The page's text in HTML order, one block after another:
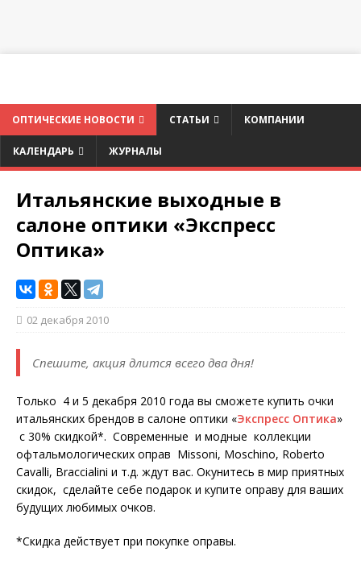
ОПТИЧЕСКИЕ НОВОСТИ СТАТЬИ КОМПАНИИ
КАЛЕНДАРЬ ЖУРНАЛЫ
Итальянские выходные в
салоне оптики «Экспресс
Оптика»
02 декабря 2010
Спешите, акция длится всего два дня!
Только 4 и 5 декабря 2010 года вы сможете купить очки
итальянских брендов в салоне оптики «Экспресс Оптика»
с 30% скидкой*. Современные и модные коллекции
офтальмологических оправ Missoni, Moschino, Roberto
Cavalli, Bracсialini и т.д. ждут вас. Окунитесь в мир приятных
скидок, сделайте себе подарок и купите оправу для ваших
будущих любимых очков.
*Скидка действует при покупке оправы.